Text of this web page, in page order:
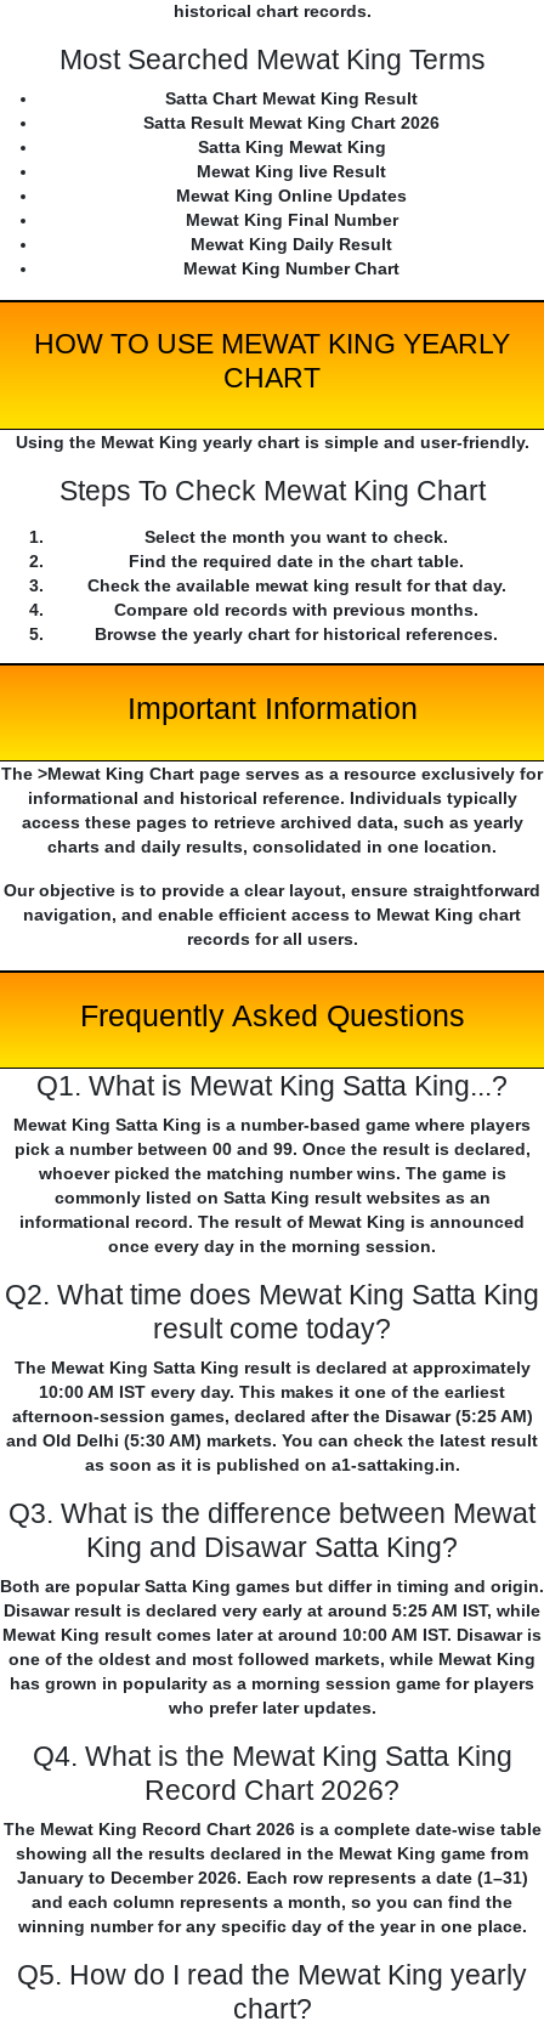
historical chart records.
Most Searched Mewat King Terms
Satta Chart Mewat King Result
Satta Result Mewat King Chart 2026
Satta King Mewat King
Mewat King live Result
Mewat King Online Updates
Mewat King Final Number
Mewat King Daily Result
Mewat King Number Chart
HOW TO USE MEWAT KING YEARLY
CHART
Using the Mewat King yearly chart is simple and user-friendly.
Steps To Check Mewat King Chart
Select the month you want to check.
Find the required date in the chart table.
Check the available mewat king result for that day.
Compare old records with previous months.
Browse the yearly chart for historical references.
Important Information
The >Mewat King Chart page serves as a resource exclusively for
informational and historical reference. Individuals typically
access these pages to retrieve archived data, such as yearly
charts and daily results, consolidated in one location.
Our objective is to provide a clear layout, ensure straightforward
navigation, and enable efficient access to Mewat King chart
records for all users.
Frequently Asked Questions
Q1. What is Mewat King Satta King...?
Mewat King Satta King is a number-based game where players
pick a number between 00 and 99. Once the result is declared,
whoever picked the matching number wins. The game is
commonly listed on Satta King result websites as an
informational record. The result of Mewat King is announced
once every day in the morning session.
Q2. What time does Mewat King Satta King
result come today?
The Mewat King Satta King result is declared at approximately
10:00 AM IST every day. This makes it one of the earliest
afternoon-session games, declared after the Disawar (5:25 AM)
and Old Delhi (5:30 AM) markets. You can check the latest result
as soon as it is published on a1-sattaking.in.
Q3. What is the difference between Mewat
King and Disawar Satta King?
Both are popular Satta King games but differ in timing and origin.
Disawar result is declared very early at around 5:25 AM IST, while
Mewat King result comes later at around 10:00 AM IST. Disawar is
one of the oldest and most followed markets, while Mewat King
has grown in popularity as a morning session game for players
who prefer later updates.
Q4. What is the Mewat King Satta King
Record Chart 2026?
The Mewat King Record Chart 2026 is a complete date-wise table
showing all the results declared in the Mewat King game from
January to December 2026. Each row represents a date (1–31)
and each column represents a month, so you can find the
winning number for any specific day of the year in one place.
Q5. How do I read the Mewat King yearly
chart?